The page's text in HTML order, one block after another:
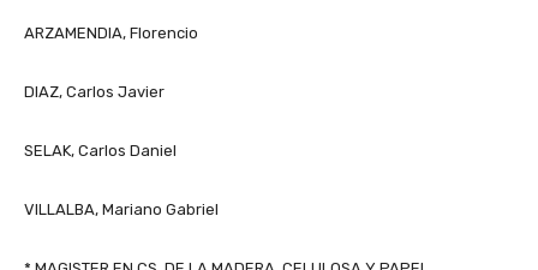
ARZAMENDIA, Florencio
DIAZ, Carlos Javier
SELAK, Carlos Daniel
VILLALBA, Mariano Gabriel